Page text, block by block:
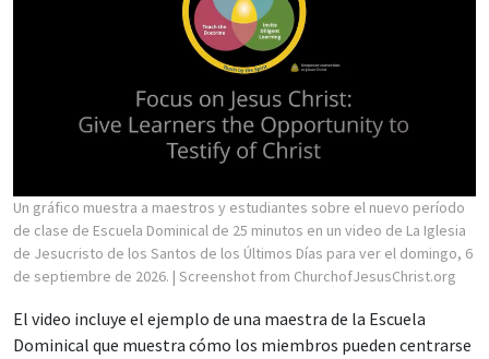
Un gráfico muestra a maestros y estudiantes sobre el nuevo período
de clase de Escuela Dominical de 25 minutos en un video de La Iglesia
de Jesucristo de los Santos de los Últimos Días para ver el domingo, 6
de septiembre de 2026. | Screenshot from ChurchofJesusChrist.org
El video incluye el ejemplo de una maestra de la Escuela
Dominical que muestra cómo los miembros pueden centrarse